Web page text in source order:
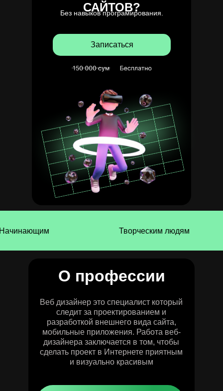
Без навыков програмирования.
САЙТОВ?
Записаться
Творческим людям
О професcии
Веб дизайнер это специалист который
следит за проектированием и
разработкой внешнего вида сайта,
мобильные приложения. Работа веб-
дизайнера заключается в том, чтобы
сделать проект в Интернете приятным
и визуально красивым